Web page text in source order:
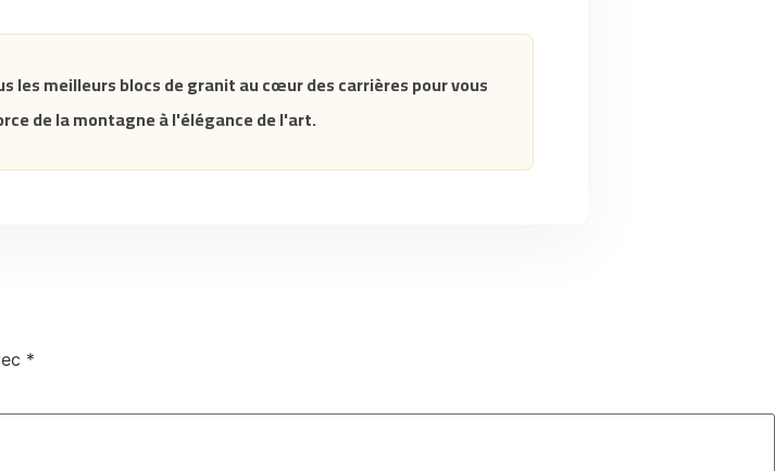
les meilleurs blocs de granit au cœur des carrières pour vous
de la montagne à l'élégance de l'art.
*